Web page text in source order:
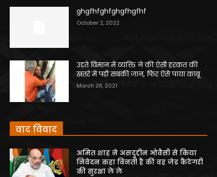
ghgfhfghfghgfhgfhf
October 2, 2022
उड़ते विमान में व्यक्ति ने की ऐसी हरकत की
खतरे में पड़ी सबकी जान, फिर ऐसे पाया काबू
March 28, 2021
वाद विवाद
अमित शाह ने असदुद्दीन ओवैसी से किया
निवेदन कहा विनती है की वह जेड कैटेगरी
की सुरक्षा ले ले